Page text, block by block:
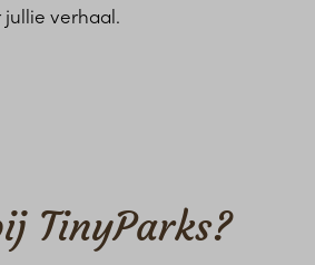
verhaal.
TinyParks?